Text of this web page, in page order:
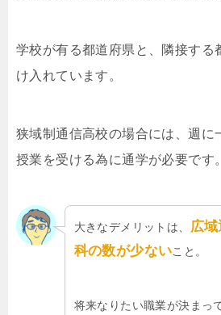
学校が有る都道府県と、隣接する
け入れています。
狭域制通信高校の場合には、週に
授業を受ける為に通学が必要です。
大きなデメリットは、 広
科の数が少ないこと。
将来なりたい職業が決まっ